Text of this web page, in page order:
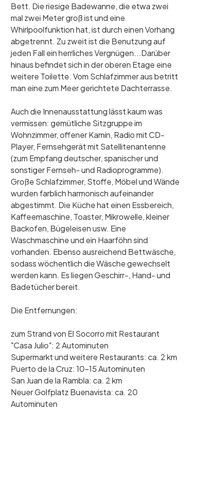
Bett. Die riesige Badewanne, die etwa zwei
mal zwei Meter groß ist und eine
Whirlpoolfunktion hat, ist durch einen Vorhang
abgetrennt. Zu zweit ist die Benutzung auf
jeden Fall ein herrliches Vergnügen...Darüber
hinaus befindet sich in der oberen Etage eine
weitere Toilette. Vom Schlafzimmer aus betritt
man eine zum Meer gerichtete Dachterrasse.
Auch die Innenausstattung lässt kaum was
vermissen: gemütliche Sitzgruppe im
Wohnzimmer, offener Kamin, Radio mit CD-
Player, Fernsehgerät mit Satellitenantenne
(zum Empfang deutscher, spanischer und
sonstiger Fernseh- und Radioprogramme).
Große Schlafzimmer, Stoffe, Möbel und Wände
wurden farblich harmonisch aufeinander
abgestimmt. Die Küche hat einen Essbereich,
Kaffeemaschine, Toaster, Mikrowelle, kleiner
Backofen, Bügeleisen usw. Eine
Waschmaschine und ein Haarföhn sind
vorhanden. Ebenso ausreichend Bettwäsche,
sodass wöchentlich die Wäsche gewechselt
werden kann. Es liegen Geschirr-, Hand- und
Badetücher bereit.
Die Entfernungen:
zum Strand von El Socorro mit Restaurant
"Casa Julio": 2 Autominuten
Supermarkt und weitere Restaurants: ca. 2 km
Puerto de la Cruz: 10-15 Autominuten
San Juan de la Rambla: ca. 2 km
Neuer Golfplatz Buenavista: ca. 20
Autominuten